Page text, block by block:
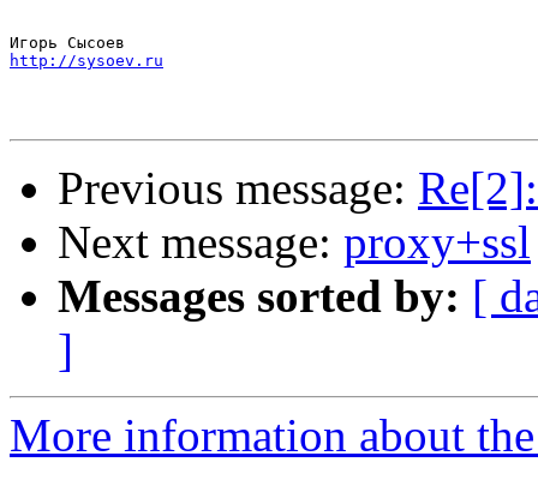
http://sysoev.ru
Previous message:
Next message: proxy+ssl
Messages sorted by: [
]
More information about